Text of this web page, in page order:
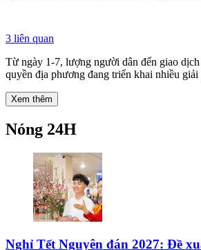
3 liên quan
Từ ngày 1-7, lượng người dân đến giao
quyền địa phương đang triển khai nhiều giải
Xem thêm
Nóng 24H
Nghỉ Tết Nguyên đán 2027: Đề